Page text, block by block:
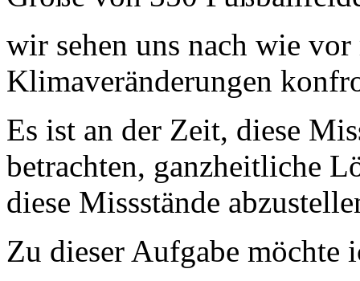
wir sehen uns nach wie
Klimaveränderungen
Es ist an der Zeit, diese
betrachten, ganzheitliche
diese Missstände
Zu dieser Aufgabe möchte